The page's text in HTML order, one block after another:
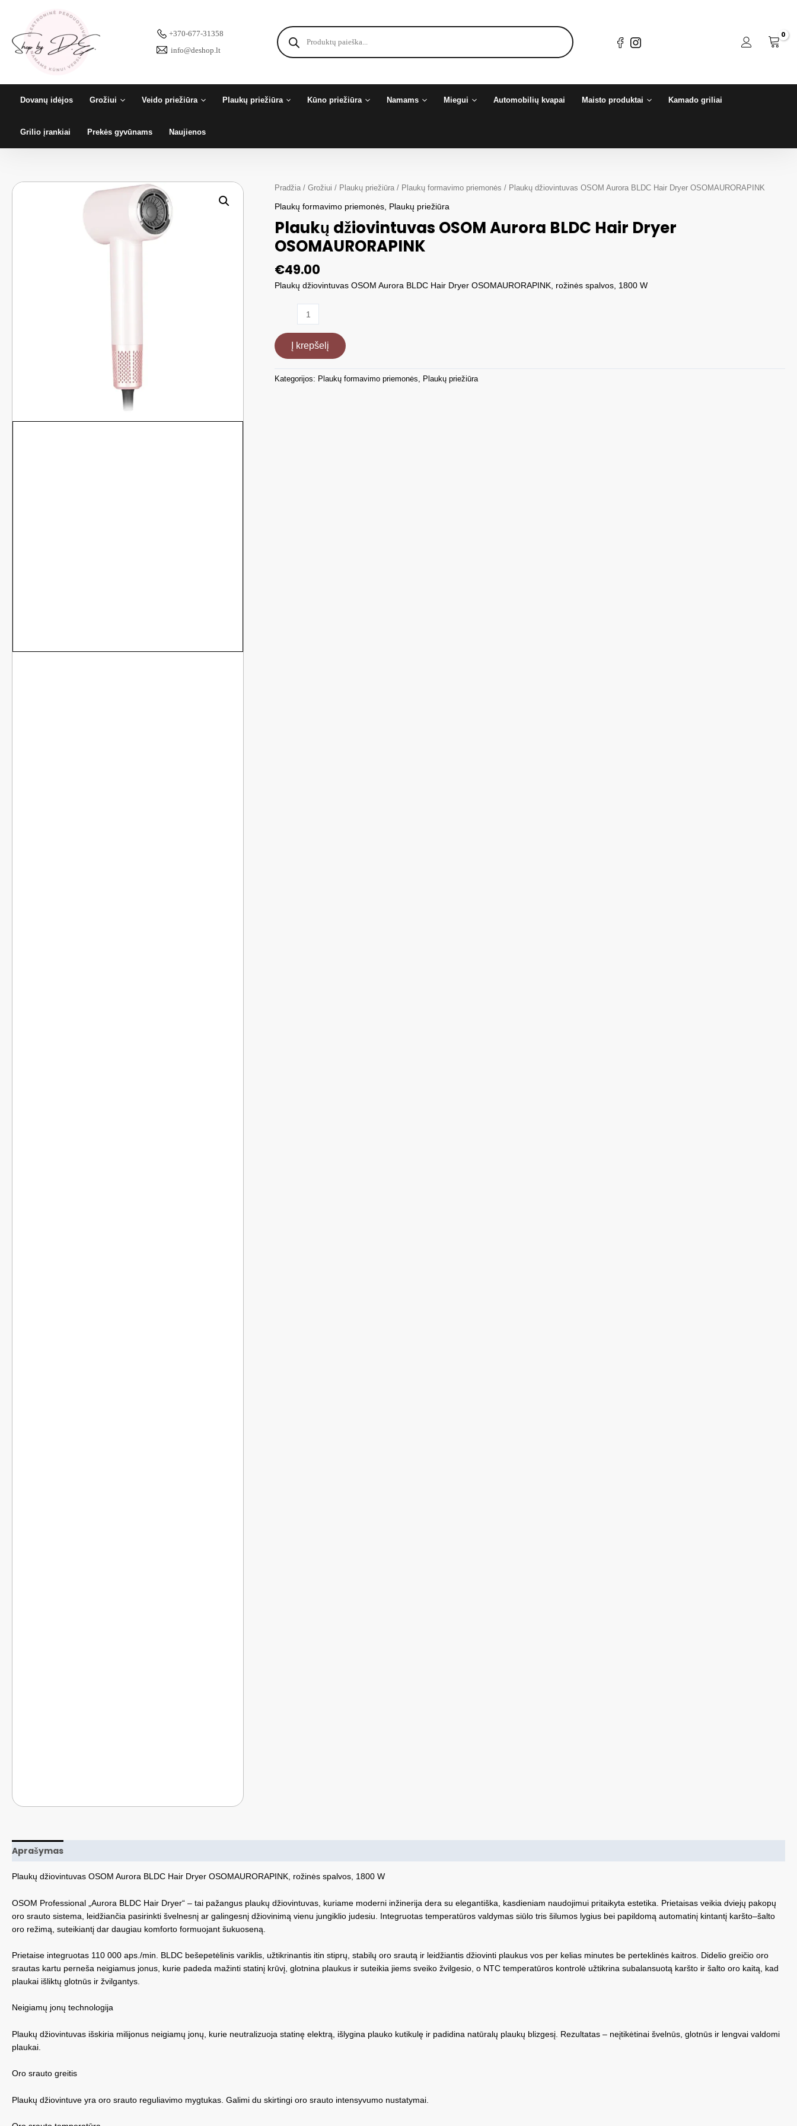
turinio
+370-677-31358
info@deshop.lt
Products
search
Dovanų idėjos Grožiui Veido priežiūra Plaukų priežiūra Kūno priežiūra Namams Miegui Automobilių kvapai Maisto produktai Kamado griliai
Grilio įrankiai Prekės gyvūnams Naujienos
Pradžia /Grožiui / Plaukų priežiūra / Plaukų formavimo priemonės / Plaukų džiovintuvas OSOM Aurora BLDC Hair Dryer OSOMAURORAPINK
Plaukų formavimo priemonės Plaukų priežiūra
Plaukų džiovintuvas OSOM Aurora BLDC Hair Dryer
OSOMAURORAPINK
€49.00
Plaukų džiovintuvas OSOM Aurora BLDC Hair Dryer OSOMAURORAPINK, rožinės spalvos, 1800 W
Plaukų
džiovintuvas
OSOM
Aurora
Į krepšelį
Kategorijos: Plaukų formavimo priemonės, Plaukų priežiūra
Aprašymas
Plaukų džiovintuvas OSOM Aurora BLDC Hair Dryer OSOMAURORAPINK, rožinės spalvos, 1800 W
OSOM Professional „Aurora BLDC Hair Dryer“ – tai pažangus plaukų džiovintuvas, kuriame moderni inžinerija dera su elegantiška, kasdieniam naudojimui pritaikyta estetika. Prietaisas veikia dviejų pakopų
oro srauto sistema, leidžiančia pasirinkti švelnesnį ar galingesnį džiovinimą vienu jungiklio judesiu. Integruotas temperatūros valdymas siūlo tris šilumos lygius bei papildomą automatinį kintantį karšto–šalto
oro režimą, suteikiantį dar daugiau komforto formuojant šukuoseną.
Prietaise integruotas 110 000 aps./min. BLDC bešepetėlinis variklis, užtikrinantis itin stiprų, stabilų oro srautą ir leidžiantis džiovinti plaukus vos per kelias minutes be perteklinės kaitros. Didelio greičio oro
srautas kartu perneša neigiamus jonus, kurie padeda mažinti statinį krūvį, glotnina plaukus ir suteikia jiems sveiko žvilgesio, o NTC temperatūros kontrolė užtikrina subalansuotą karšto ir šalto oro kaitą, kad
plaukai išliktų glotnūs ir žvilgantys.
Neigiamų jonų technologija
Plaukų džiovintuvas išskiria milijonus neigiamų jonų, kurie neutralizuoja statinę elektrą, išlygina plauko kutikulę ir padidina natūralų plaukų blizgesį. Rezultatas – neįtikėtinai švelnūs, glotnūs ir lengvai valdomi
plaukai.
Oro srauto greitis
Plaukų džiovintuve yra oro srauto reguliavimo mygtukas. Galimi du skirtingi oro srauto intensyvumo nustatymai.